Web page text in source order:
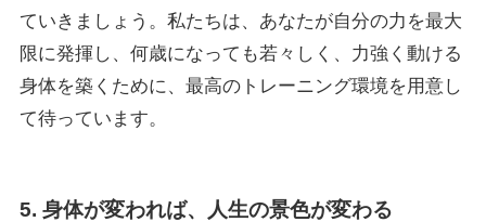
ていきましょう。私たちは、あなたが自分の力を最大
限に発揮し、何歳になっても若々しく、力強く動ける
身体を築くために、最高のトレーニング環境を用意し
て待っています。
5. 身体が変われば、人生の景色が変わる